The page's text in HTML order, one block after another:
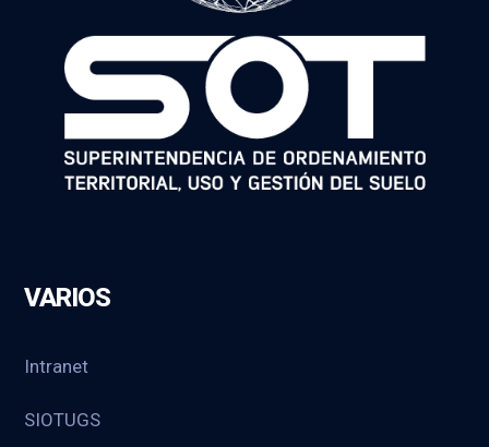
VARIOS
Intranet
SIOTUGS